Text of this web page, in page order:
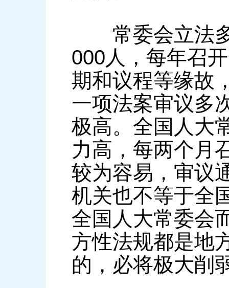
常委会立法多
000人，每年召
期和议程等缘故
一项法案审议多
极高。全国人大
力高，每两个月
较为容易，审议
机关也不等于全
全国人大常委会
方性法规都是地
的，必将极大削